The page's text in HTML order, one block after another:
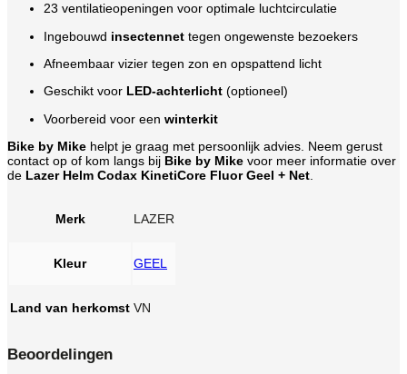
23 ventilatieopeningen voor optimale luchtcirculatie
Ingebouwd insectennet tegen ongewenste bezoekers
Afneembaar vizier tegen zon en opspattend licht
Geschikt voor LED-achterlicht (optioneel)
Voorbereid voor een winterkit
Bike by Mike helpt je graag met persoonlijk advies. Neem gerust
contact op of kom langs bij Bike by Mike voor meer informatie over
de Lazer Helm Codax KinetiCore Fluor Geel + Net
Merk LAZER
Kleur GEEL
Land van herkomst VN
Beoordelingen